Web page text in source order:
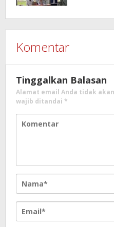
Komentar
Tinggalkan Balasan
Alamat email Anda tidak
wajib ditandai *